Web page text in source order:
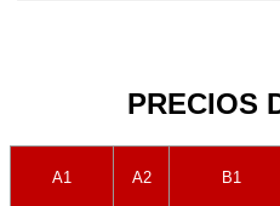
PRECIOS
A1 A2 B1